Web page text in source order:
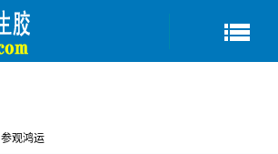
参观鸿运